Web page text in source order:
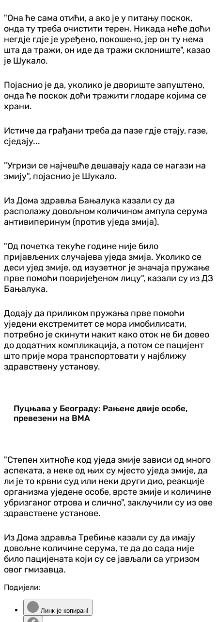
"Она ће сама отићи, а ако је у питању поскок,
онда ту треба очистити терен. Никада неће доћи
негдје гдје је уређено, покошено, јер он ту нема
шта да тражи, он иде да тражи склониште", казао
је Шукало.
Појаснио је да, уколико је двориште запуштено,
онда ће поскок доћи тражити глодаре којима се
храни.
Истиче да грађани треба да пазе гдје стају, газе,
сједају...
"Угризи се најчешће дешавају када се нагази на
змију", појаснио је Шукало.
Из Дома здравља Бањалука казали су да
располажу довољном количином ампула серума
антивиперинум (против уједа змија).
"Од почетка текуће године није било
пријављених случајева уједа змија. Уколико се
деси ујед змије, од изузетног је значаја пружање
прве помоћи повријеђеном лицу", казали су из ДЗ
Бањалука.
Додају да приликом пружања прве помоћи
уједени екстремитет се мора имобилисати,
потребно је скинути накит како оток не би довео
до додатних компликација, а потом се пацијент
што прије мора транспортовати у најближу
здравствену установу.
Пуцњава у Београду: Рањене двије особе,
превезени на ВМА
"Степен хитноће код уједа змије зависи од много
аспеката, а неке од њих су мјесто уједа змије, да
ли је то крвни суд или неки други дио, реакције
организма уједене особе, врсте змије и количине
убризганог отрова и слично", закључили су из ове
здравствене установе.
Из Дома здравља Требиње казали су да имају
довољне количине серума, те да до сада није
било пацијената који су се јављали са угризом
овог гмизавца.
Подијели:
Линк је копиран!